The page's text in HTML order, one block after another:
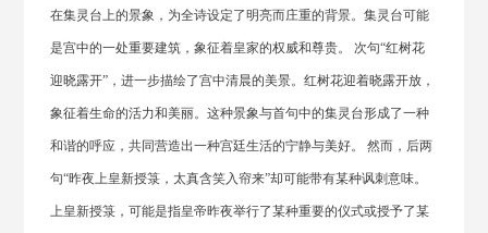
在集灵台上的景象，为全诗设定了明亮而庄重的背景。集灵台可能
是宫中的一处重要建筑，象征着皇家的权威和尊贵。 次句“红树花
迎晓露开”，进一步描绘了宫中清晨的美景。红树花迎着晓露开放，
象征着生命的活力和美丽。这种景象与首句中的集灵台形成了一种
和谐的呼应，共同营造出一种宫廷生活的宁静与美好。 然而，后两
句“昨夜上皇新授箓，太真含笑入帘来”却可能带有某种讽刺意味。
上皇新授箓，可能是指皇帝昨夜举行了某种重要的仪式或授予了某